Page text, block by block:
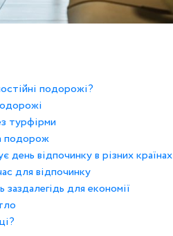
подорожі?
турфірми
подорож
день відпочинку в різних країнах
для відпочинку
для економії